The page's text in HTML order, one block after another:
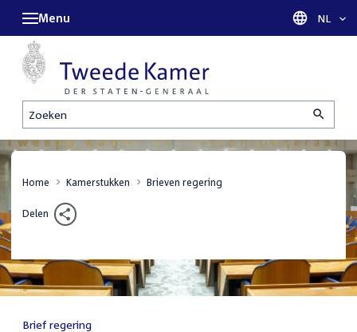
Zoeken
Menu Taal
NL
Home Kamerstukken Brieven regering
Delen
Brief regering